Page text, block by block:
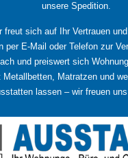
unsere Spedition.
freut sich auf Ihr Vertrauen
per E-Mail oder Telefon zur
und preiswert sich
Metallbetten, Matratzen und
lassen – wir freuen